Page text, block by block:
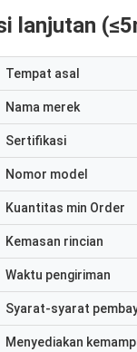
lanjutan
Tempat asal
Nama merek
Sertifikasi
Nomor model
Kuantitas min Order
Kemasan rincian
Waktu pengiriman
Syarat-syarat
Menyediakan